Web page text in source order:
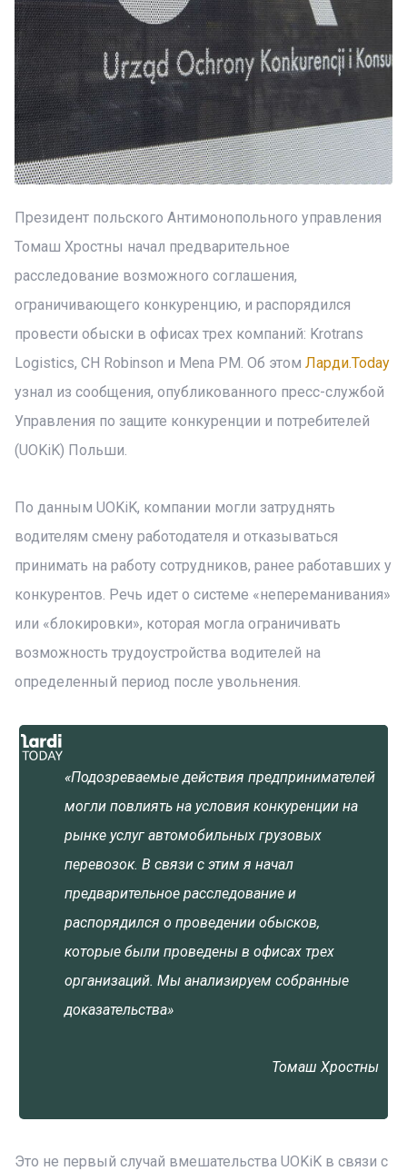
Президент польского Антимонопольного управления
Томаш Хростны начал предварительное
расследование возможного соглашения,
ограничивающего конкуренцию, и распорядился
провести обыски в офисах трех компаний: Krotrans
Logistics, CH Robinson и Mena PM. Об этом Ларди.Today
узнал из сообщения, опубликованного пресс-службой
Управления по защите конкуренции и потребителей
(UOKiK) Польши.
По данным UOKiK, компании могли затруднять
водителям смену работодателя и отказываться
принимать на работу сотрудников, ранее работавших у
конкурентов. Речь идет о системе «непереманивания»
или «блокировки», которая могла ограничивать
возможность трудоустройства водителей на
определенный период после увольнения.
«Подозреваемые действия предпринимателей
могли повлиять на условия конкуренции на
рынке услуг автомобильных грузовых
перевозок. В связи с этим я начал
предварительное расследование и
распорядился о проведении обысков,
которые были проведены в офисах трех
организаций. Мы анализируем собранные
доказательства»
Томаш Хростны
Это не первый случай вмешательства UOKiK в связи с